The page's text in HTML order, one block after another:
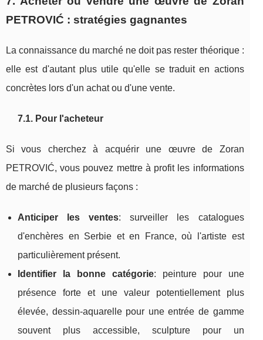
PETROVIĆ : stratégies gagnantes
La connaissance du marché ne doit pas rester théorique :
elle est d'autant plus utile qu'elle se traduit en actions
concrètes lors d'un achat ou d'une vente.
7.1. Pour l'acheteur
Si vous cherchez à acquérir une œuvre de Zoran
PETROVIĆ, vous pouvez mettre à profit les informations
de marché de plusieurs façons :
Anticiper les ventes: surveiller les catalogues
d'enchères en Serbie et en France, où l'artiste est
particulièrement présent.
Identifier la bonne catégorie: peinture pour une
présence forte et une valeur potentiellement plus
élevée, dessin‑aquarelle pour une entrée de gamme
souvent plus accessible, sculpture pour un